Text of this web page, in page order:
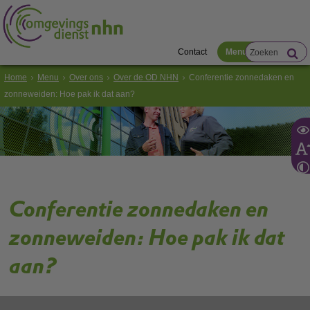
Contact Menu
Home Menu Over ons Over de OD NHN
Conferentie zonnedaken en
zonneweiden: Hoe pak ik dat aan?
Conferentie zonnedaken en
zonneweiden: Hoe pak ik dat
aan?